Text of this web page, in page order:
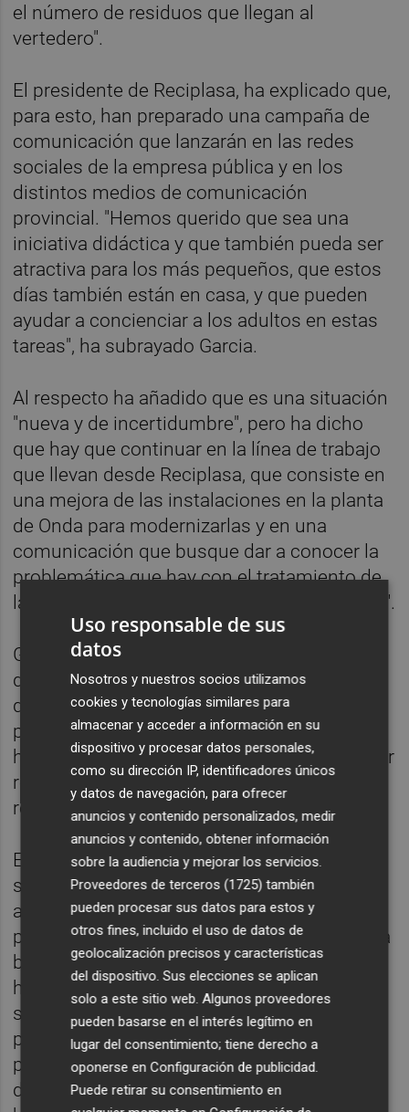
el número de residuos que llegan al
vertedero".
El presidente de Reciplasa, ha explicado que,
para esto, han preparado una campaña de
comunicación que lanzarán en las redes
sociales de la empresa pública y en los
distintos medios de comunicación
provincial. "Hemos querido que sea una
iniciativa didáctica y que también pueda ser
atractiva para los más pequeños, que estos
días también están en casa, y que pueden
ayudar a concienciar a los adultos en estas
tareas", ha subrayado Garcia.
Al respecto ha añadido que es una situación
"nueva y de incertidumbre", pero ha dicho
que hay que continuar en la línea de trabajo
que llevan desde Reciplasa, que consiste en
una mejora de las instalaciones en la planta
de Onda para modernizarlas y en una
comunicación que busque dar a conocer la
problemática que hay con el tratamiento de
la basura, "ya que queda mucho por mejorar".
Garcia ha recordado que se ha producido un
descenso en los Residuos Sólidos Urbanos
que han llegado desde las diferentes
poblaciones, pero ha advertido de que no
hay que "bajar la guardia" y hay que continuar
reciclando en las casas y consumiendo "con
responsabilidad".
En esta línea, ha apuntado que es una
situación "delicada", pero hay que prestar
atención a los residuos durante todo el año,
puesto que -ha indicado- el tratamiento de la
basura supone unos costes ecológicos que
hay que reducir entre todas. "En estas
semanas tenemos que hacer el esfuerzo de
permanecer en casa para evitar la
propagación del virus, pero hace falta no
descuidar otros aspectos y tenemos que
Uso responsable de sus
datos
Nosotros y nuestros socios utilizamos
cookies y tecnologías similares para
almacenar y acceder a información en su
dispositivo y procesar datos personales,
como su dirección IP, identificadores únicos
y datos de navegación, para ofrecer
anuncios y contenido personalizados, medir
anuncios y contenido, obtener información
sobre la audiencia y mejorar los servicios.
Proveedores de terceros (1725) también
pueden procesar sus datos para estos y
otros fines, incluido el uso de datos de
geolocalización precisos y características
del dispositivo. Sus elecciones se aplican
solo a este sitio web. Algunos proveedores
pueden basarse en el interés legítimo en
lugar del consentimiento; tiene derecho a
oponerse enConfiguración de publicidad.
Puede retirar su consentimiento en